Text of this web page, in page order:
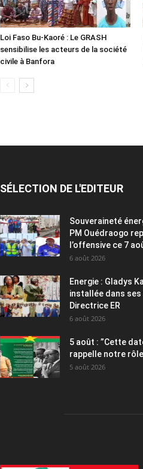
Loi Faso Bu-Kaoré : Le GRASH
sensibilise les acteurs de la société
civile à Banfora
SÉLECTION DE L'EDITEUR
Souveraineté
PM Ouédraogo
l’offensive ce 7
6 août 2026
Energie : Gladys
installée dans
Directrice ER
6 août 2026
5 août : ”Cette
rappelle notre
5 août 2026